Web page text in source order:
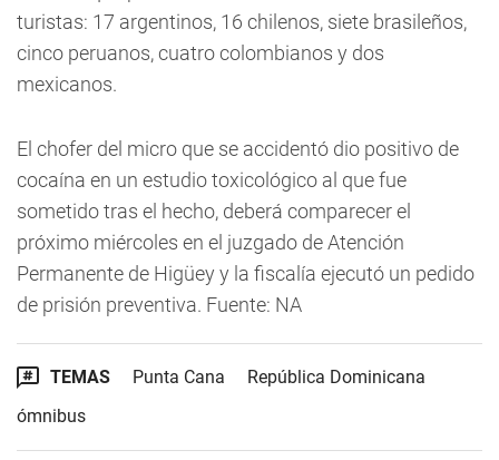
turistas: 17 argentinos, 16 chilenos, siete brasileños,
cinco peruanos, cuatro colombianos y dos
mexicanos.
El chofer del micro que se accidentó dio positivo de
cocaína en un estudio toxicológico al que fue
sometido tras el hecho, deberá comparecer el
próximo miércoles en el juzgado de Atención
Permanente de Higüey y la fiscalía ejecutó un pedido
de prisión preventiva. Fuente: NA
TEMAS Punta Cana
República Dominicana
ómnibus